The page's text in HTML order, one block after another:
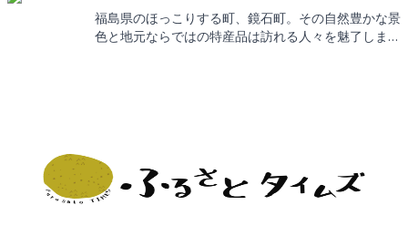
い。
福島県のほっこりする町、鏡石町。その自然豊かな景
色と地元ならではの特産品は訪れる人々を魅了しま